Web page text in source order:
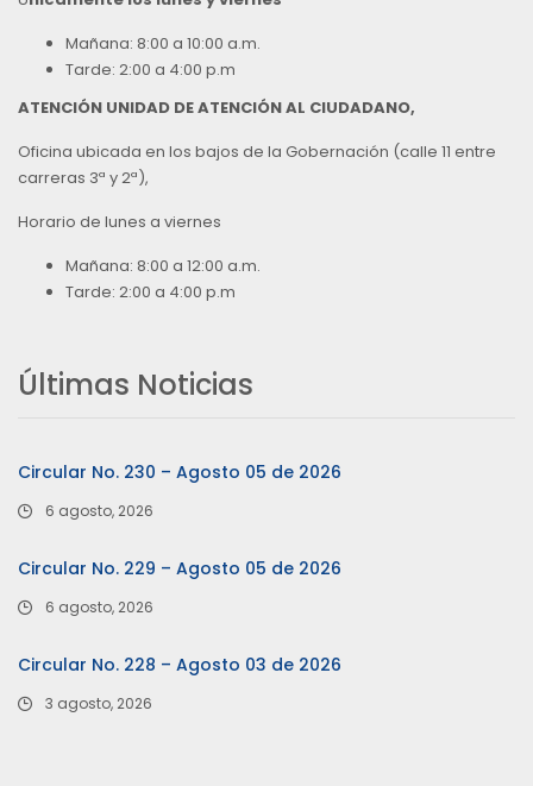
Mañana: 8:00 a 10:00 a.m.
Tarde: 2:00 a 4:00 p.m
ATENCIÓN UNIDAD DE ATENCIÓN AL CIUDADANO,
Oficina ubicada en los bajos de la Gobernación (calle 11 entre
carreras 3ª y 2ª),
Horario de lunes a viernes
Mañana: 8:00 a 12:00 a.m.
Tarde: 2:00 a 4:00 p.m
Últimas Noticias
Circular No. 230 – Agosto 05 de 2026
6 agosto, 2026
Circular No. 229 – Agosto 05 de 2026
6 agosto, 2026
Circular No. 228 – Agosto 03 de 2026
3 agosto, 2026